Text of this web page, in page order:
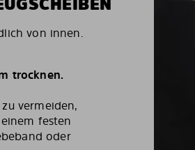
von innen.
trocknen.
vermeiden,
festen
oder